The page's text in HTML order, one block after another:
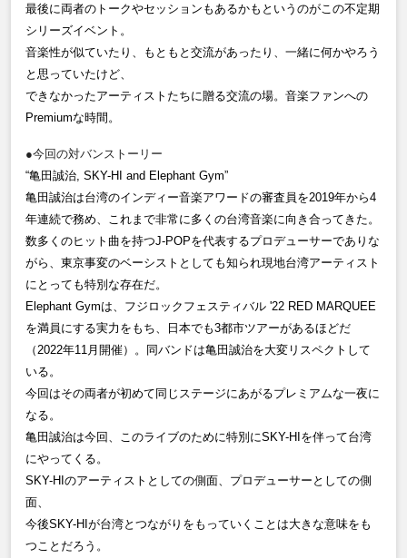
最後に両者のトークやセッションもあるかもというのがこの不定期
シリーズイベント。
音楽性が似ていたり、もともと交流があったり、一緒に何かやろう
と思っていたけど、
できなかったアーティストたちに贈る交流の場。音楽ファンへの
Premiumな時間。
●今回の対バンストーリー
“亀田誠治, SKY-HI and Elephant Gym”
亀田誠治は台湾のインディー音楽アワードの審査員を2019年から4
年連続で務め、これまで非常に多くの台湾音楽に向き合ってきた。
数多くのヒット曲を持つJ-POPを代表するプロデューサーでありな
がら、東京事変のベーシストとしても知られ現地台湾アーティスト
にとっても特別な存在だ。
Elephant Gymは、フジロックフェスティバル '22 RED MARQUEE
を満員にする実力をもち、日本でも3都市ツアーがあるほどだ
（2022年11月開催）。同バンドは亀田誠治を大変リスペクトして
いる。
今回はその両者が初めて同じステージにあがるプレミアムな一夜に
なる。
亀田誠治は今回、このライブのために特別にSKY-HIを伴って台湾
にやってくる。
SKY-HIのアーティストとしての側面、プロデューサーとしての側
面、
今後SKY-HI が台湾とつながりをもっていくことは大きな意味をも
つことだろう。